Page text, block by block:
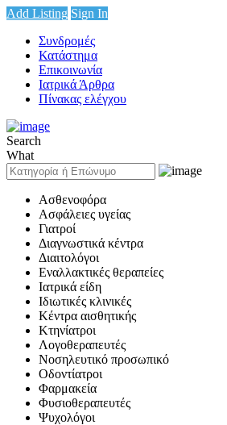
Add Listing Sign In
Συνδρομές
Κατάστημα
Επικοινωνία
Ιατρικά Άρθρα
Πίνακας ελέγχου
Search
What
Ασθενοφόρα
Ασφάλειες υγείας
Γιατροί
Διαγνωστικά κέντρα
Διαιτολόγοι
Εναλλακτικές θεραπείες
Ιατρικά είδη
Ιδιωτικές κλινικές
Κέντρα αισθητικής
Κτηνίατροι
Λογοθεραπευτές
Νοσηλευτικό προσωπικό
Οδοντίατροι
Φαρμακεία
Φυσιοθεραπευτές
Ψυχολόγοι